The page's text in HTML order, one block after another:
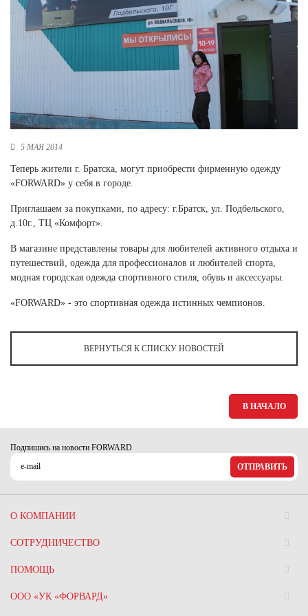
Новосибирская область (3)
Омская область (5)
Республика Башкортостан (3)
Ростовская область (2)
Самарская область (1)
Санкт-Петербург и ЛО (3)
Свердловская область (5)
Северная Осетия (2)
Смоленская область (1)
Ставропольский край (5)
Тульская область (1)
Тюменская область (3)
Ханты-Мансийский автономный округ (3)
Челябинская область (2)
5 МАЯ 2014
Теперь жители г. Братска, могут приобрести фирменную одежду
«FORWARD» у себя в городе.
Приглашаем за покупками, по адресу: г.Братск, ул. Подбельского,
д.10г., ТЦ «Комфорт».
В магазине представлены товары для любителей активного отдыха и
путешествий, одежда для профессионалов и любителей спорта,
модная городская одежда спортивного стиля, обувь и аксессуары.
«FORWARD» - это спортивная одежда истинных чемпионов.
ВЕРНУТЬСЯ К СПИСКУ НОВОСТЕЙ
В НАЧАЛО
Подпишись на новости FORWARD
ОТПРАВИТЬ
О КОМПАНИИ
СОТРУДНИЧЕСТВО
ПОМОЩЬ
ООО «УК «ФОРВАРД»